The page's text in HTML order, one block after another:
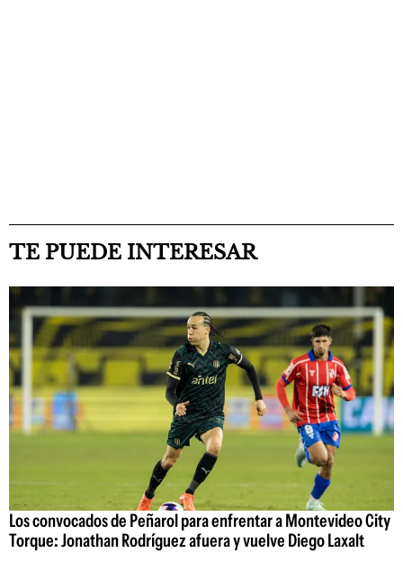
TE PUEDE INTERESAR
Los convocados de Peñarol para enfrentar a Montevideo City
Torque: Jonathan Rodríguez afuera y vuelve Diego Laxalt